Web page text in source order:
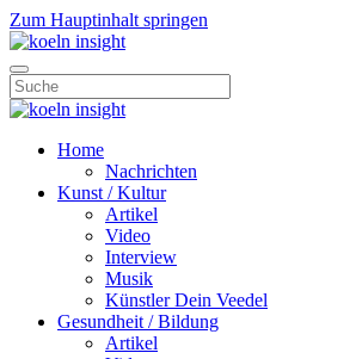
Zum Hauptinhalt springen
Home
Nachrichten
Kunst / Kultur
Artikel
Video
Interview
Musik
Künstler Dein Veedel
Gesundheit / Bildung
Artikel